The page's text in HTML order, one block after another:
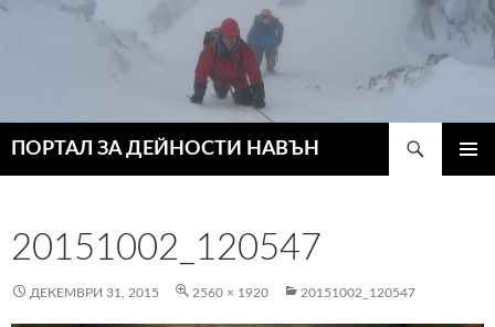
ПОРТАЛ ЗА ДЕЙНОСТИ НАВЪН
20151002_120547
ДЕКЕМВРИ 31, 2015 2560 × 1920 20151002_120547